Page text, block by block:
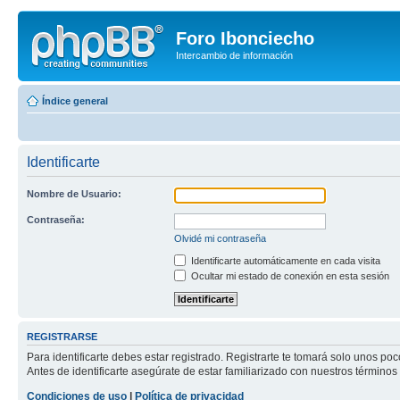
Foro Ibonciecho
Intercambio de información
Índice general
Identificarte
Nombre de Usuario:
Contraseña:
Olvidé mi contraseña
Identificarte automáticamente en cada visita
Ocultar mi estado de conexión en esta sesión
REGISTRARSE
Para identificarte debes estar registrado. Registrarte te tomará solo unos
Antes de identificarte asegúrate de estar familiarizado con nuestros
Condiciones de uso
Política de privacidad